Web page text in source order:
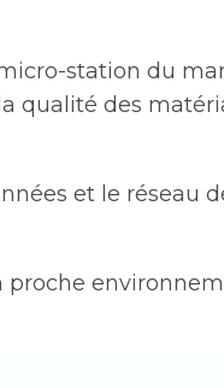
station du
qualité des
et le réseau